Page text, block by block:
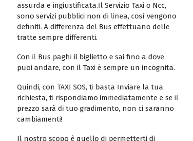
assurda e ingiustificata.Il Servizio Taxi o Ncc,
sono servizi pubblici non di linea, così vengono
definiti. A differenza del Bus effettuano delle
tratte sempre differenti.
Con il Bus paghi il biglietto e sai fino a dove
puoi andare, con il Taxi è sempre un incognita.
Quindi, con TAXI SOS, ti basta Inviare la tua
richiesta, ti rispondiamo immediatamente e se il
prezzo sarà di tuo gradimento, non ci saranno
cambiamenti!
Il nostro scopo è quello di permetterti di